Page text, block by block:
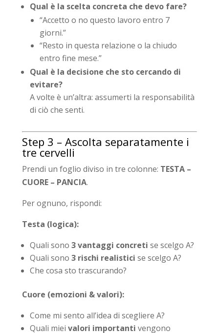
Qual è la scelta concreta che devo fare?
“Accetto o no questo lavoro entro 7
giorni.”
“Resto in questa relazione o la chiudo
entro fine mese.”
Qual è la decisione che sto cercando di
evitare?
A volte è un’altra: assumerti la responsabilità
di ciò che senti.
Step 3 – Ascolta separatamente i
tre cervelli
Prendi un foglio diviso in tre colonne: TESTA –
CUORE – PANCIA.
Per ognuno, rispondi:
Testa (logica):
Quali sono 3 vantaggi concreti se scelgo A?
Quali sono 3 rischi realistici se scelgo A?
Che cosa sto trascurando?
Cuore (emozioni & valori):
Come mi sento all’idea di scegliere A?
Quali miei valori importanti vengono